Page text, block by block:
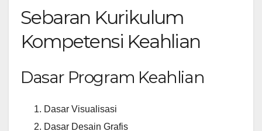
Sebaran Kurikulum
Kompetensi Keahlian
Dasar Program Keahlian
Dasar Visualisasi
Dasar Desain Grafis